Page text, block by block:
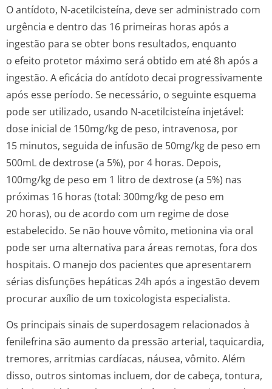
O antídoto, N-acetilcisteína, deve ser administrado com
urgência e dentro das 16 primeiras horas após a
ingestão para se obter bons resultados, enquanto
o efeito protetor máximo será obtido em até 8h após a
ingestão. A eficácia do antídoto decai progressivamente
após esse período. Se necessário, o seguinte esquema
pode ser utilizado, usando N-acetilcisteína injetável:
dose inicial de 150mg/kg de peso, intravenosa, por
15 minutos, seguida de infusão de 50mg/kg de peso em
500mL de dextrose (a 5%), por 4 horas. Depois,
100mg/kg de peso em 1 litro de dextrose (a 5%) nas
próximas 16 horas (total: 300mg/kg de peso em
20 horas), ou de acordo com um regime de dose
estabelecido. Se não houve vômito, metionina via oral
pode ser uma alternativa para áreas remotas, fora dos
hospitais. O manejo dos pacientes que apresentarem
sérias disfunções hepáticas 24h após a ingestão devem
procurar auxílio de um toxicologista especialista.
Os principais sinais de superdosagem relacionados à
fenilefrina são aumento da pressão arterial, taquicardia,
tremores, arritmias cardíacas, náusea, vômito. Além
disso, outros sintomas incluem, dor de cabeça, tontura,